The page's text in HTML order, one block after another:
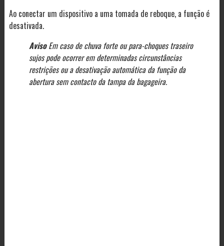
Ao conectar um dispositivo a uma tomada de reboque, a função é
desativada.
AvisoEm caso de chuva forte ou para-choques traseiro
sujos pode ocorrer em determinadas circunstâncias
restrições ou a desativação automática da função da
abertura sem contacto da tampa da bagageira.